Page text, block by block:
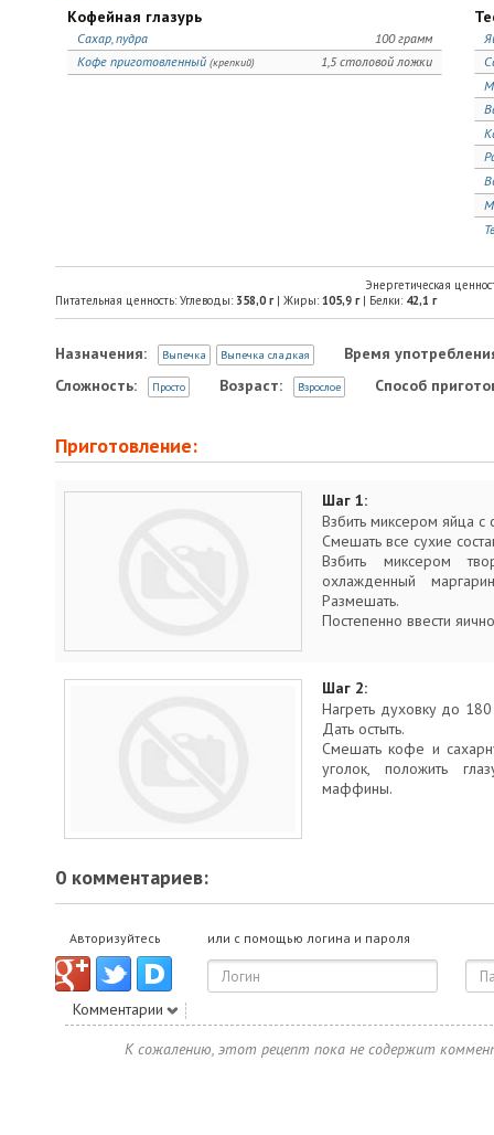
Кофейная глазурь
100 грамм
Сахар, пудра
1,5 столовой ложки
Кофе приготовленный (крепкий)
Энергетическая
Питательная ценность: Углеводы: 358,0 г| Жиры: 105,9 г| Белки: 42,1 г
Назначения: Выпечка Выпечка сладкая
Время
Сложность:
Просто Возраст: Взрослое Способ
Приготовление:
Шаг 1:
Взбить миксером яйца
Смешать все сухие
Взбить миксером
охлажденный
Размешать.
Постепенно ввести
Шаг 2:
Нагреть духовку до
Дать остыть.
Смешать кофе и
уголок, положить
маффины.
0 комментариев:
Авторизуйтесь или с помощью логина и пароля
Комментарии
К сожалению, этот рецепт пока не содержит